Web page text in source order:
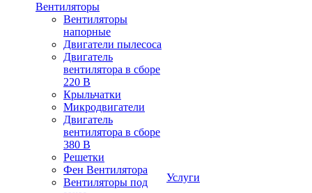
Вентиляторы
Вентиляторы
напорные
Двигатели пылесоса
Двигатель
вентилятора в сборе
220 В
Крыльчатки
Микродвигатели
Двигатель
вентилятора в сборе
380 В
Решетки
Фен Вентилятора
Вентиляторы под
Услуги